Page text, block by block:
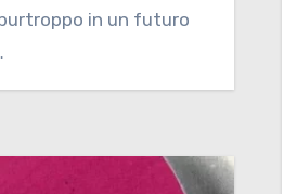
in un futuro